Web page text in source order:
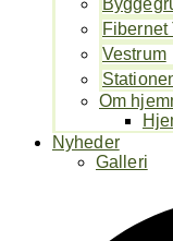
Fibernet
Vestrum
Om
Nyheder
Galleri